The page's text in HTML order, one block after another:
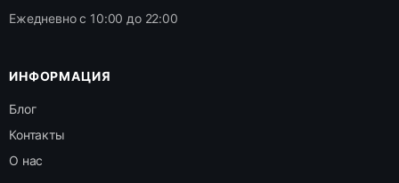
Ежедневно с 10:00 до 22:00
ИНФОРМАЦИЯ
Блог
Контакты
О нас